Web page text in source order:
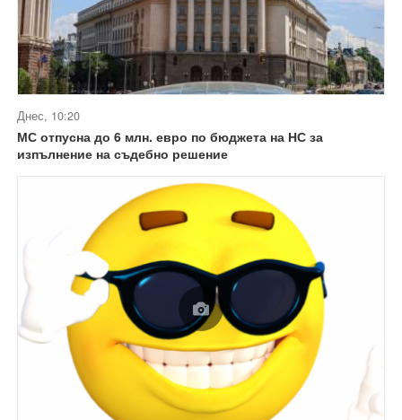
Днес, 10:20
МС отпусна до 6 млн. евро по бюджета на НС за
изпълнение на съдебно решение